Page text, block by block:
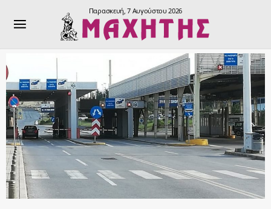
Παρασκευή, 7 Αυγούστου 2026